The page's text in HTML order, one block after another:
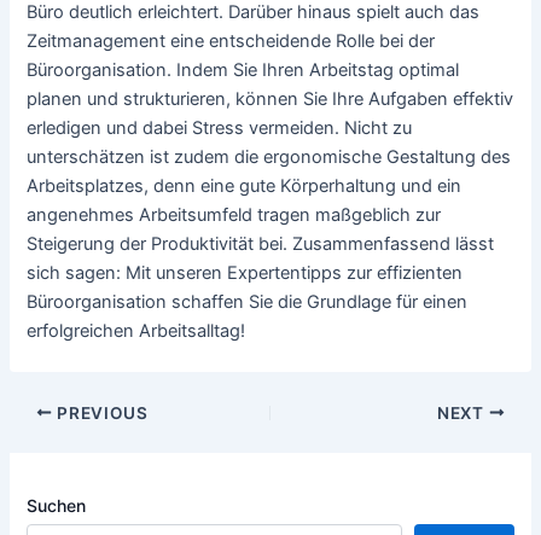
Büro deutlich erleichtert. Darüber hinaus spielt auch das
Zeitmanagement eine entscheidende Rolle bei der
Büroorganisation. Indem Sie Ihren Arbeitstag optimal
planen und strukturieren, können Sie Ihre Aufgaben effektiv
erledigen und dabei Stress vermeiden. Nicht zu
unterschätzen ist zudem die ergonomische Gestaltung des
Arbeitsplatzes, denn eine gute Körperhaltung und ein
angenehmes Arbeitsumfeld tragen maßgeblich zur
Steigerung der Produktivität bei. Zusammenfassend lässt
sich sagen: Mit unseren Expertentipps zur effizienten
Büroorganisation schaffen Sie die Grundlage für einen
erfolgreichen Arbeitsalltag!
Post
PREVIOUS NEXT
Suchen